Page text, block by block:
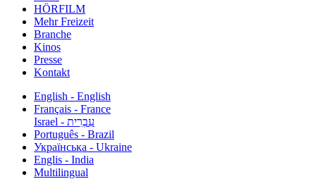
HÖRFILM
Mehr Freizeit
Branche
Kinos
Presse
Kontakt
English - English
Français - France
עִבְרִית - Israel
Português - Brazil
Українська - Ukraine
Englis - India
Multilingual